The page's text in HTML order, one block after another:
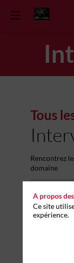
Tous
Rencontrez
domaine
A propos
Ce site
expérience.